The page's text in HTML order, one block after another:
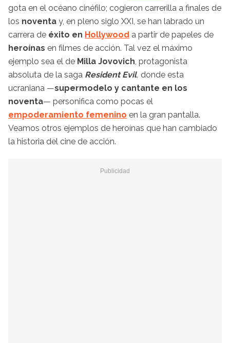
gota en el océano cinéfilo; cogieron carrerilla a finales de
los noventa y, en pleno siglo XXI, se han labrado un
carrera de éxito en Hollywood a partir de papeles de
heroínas en filmes de acción. Tal vez el máximo
ejemplo sea el de Milla Jovovich, protagonista
absoluta de la saga Resident Evil, donde esta
ucraniana —supermodelo y cantante en los
noventa— personifica como pocas el
empoderamiento femenino en la gran pantalla.
Veamos otros ejemplos de heroínas que han cambiado
la historia del cine de acción.